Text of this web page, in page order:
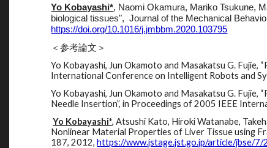
Yo Kobayashi*, Naomi Okamura, Mariko Tsukune,
biological tissues", Journal of the Mechanical
https://doi.org/10.1016/j.jmbbm.2020.103795
＜参考論文＞
Yo Kobayashi, Jun Okamoto and Masakatsu G.
International Conference on Intelligent Robots and
Yo Kobayashi, Jun Okamoto and Masakatsu G.
Needle Insertion”, in Proceedings of 2005 IEEE
Yo Kobayashi*, Atsushi Kato, Hiroki Watanabe,
Nonlinear Material Properties of Liver Tissue using
187, 2012,https://www.jstage.jst.go.jp/article/jbse/7/